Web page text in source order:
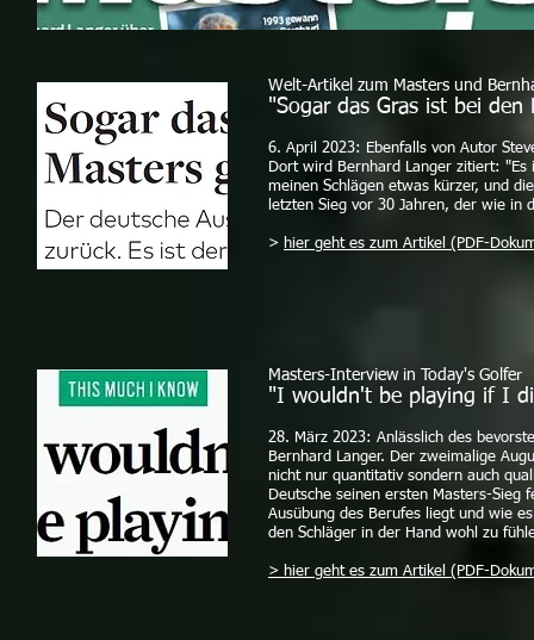
Welt-Artikel zum Masters und
"Sogar das Gras ist bei den
6. April 2023: Ebenfalls von Autor
Dort wird Bernhard Langer zitiert:
meinen Schlägen etwas kürzer, und
letzten Sieg vor 30 Jahren, der wie in
> hier geht es zum Artikel (PDF-
Masters-Interview in Today's Golfer
"I wouldn't be playing if I
28. März 2023: Anlässlich des
Bernhard Langer. Der zweimalige
nicht nur quantitativ sondern auch
Deutsche seinen ersten Masters-Sieg
Ausübung des Berufes liegt und wie
den Schläger in der Hand wohl zu
> hier geht es zum Artikel (PDF-